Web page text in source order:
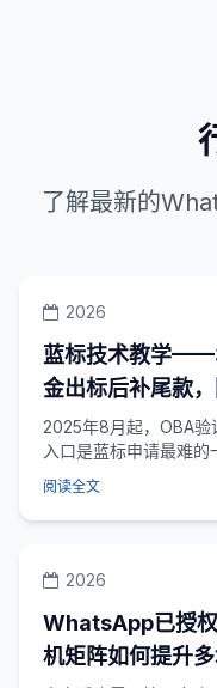
了解最新的
2026
蓝标技术教学
金出标后补尾款
2025年8月起，OBA验
入口是蓝标申请最难的
39900元学全套，5000
阅读全文
2026
WhatsApp已授
机矩阵如何提升